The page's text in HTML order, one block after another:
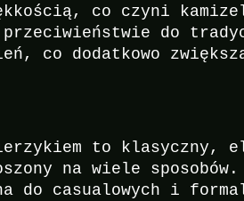
co czyni
przeciwieństwie do
co dodatkowo
to klasyczny,
na wiele
do casualowych i